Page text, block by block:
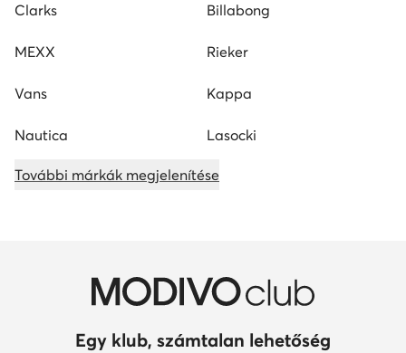
Clarks Billabong
MEXX Rieker
Vans Kappa
Nautica Lasocki
További márkák megjelenítése
Egy klub, számtalan lehetőség